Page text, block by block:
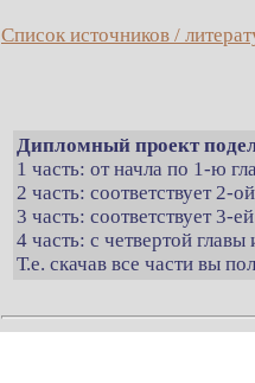
Список источников /
Дипломный проект
1 часть: от начла по 1-ю
2 часть: соответствует 2-
3 часть: соответствует 3-
4 часть: с четвертой
Т.е. скачав все части вы